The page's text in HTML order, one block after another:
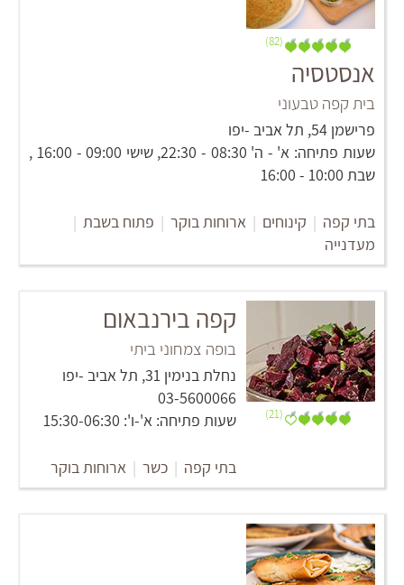
(82)
אנסטסיה
בית קפה טבעוני
פרישמן 54, תל אביב -יפו
שעות פתיחה: א' - ה' 08:30 - 22:30, שישי 09:00 - 16:00 ,
שבת 10:00 - 16:00
בתי קפה | קינוחים | ארוחות בוקר | פתוח בשבת |
מעדנייה
(21)
קפה בירנבאום
בופה צמחוני ביתי
נחלת בנימין 31, תל אביב -יפו
03-5600066
שעות פתיחה: א'-ו': 15:30-06:30
בתי קפה | כשר | ארוחות בוקר